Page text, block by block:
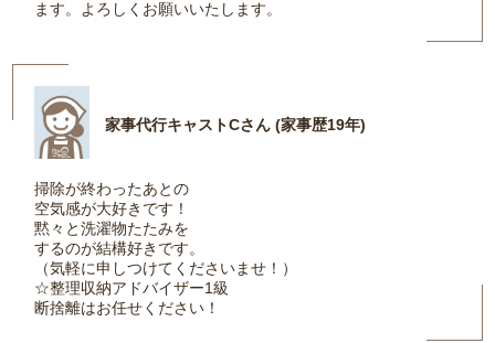
ます。よろしくお願いいたします。
家事代行キャストCさん (家事歴19年)
掃除が終わったあとの
空気感が大好きです！
黙々と洗濯物たたみを
するのが結構好きです。
（気軽に申しつけてくださいませ！）
☆整理収納アドバイザー1級
断捨離はお任せください！